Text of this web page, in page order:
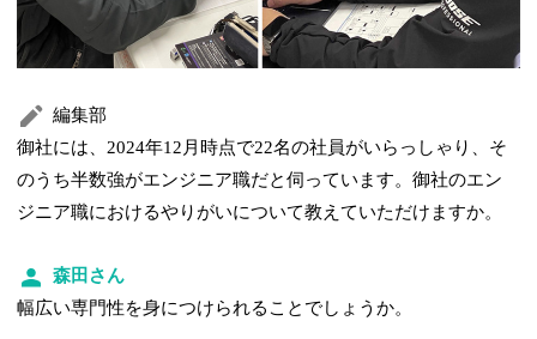
編集部
御社には、2024年12月時点で22名の社員がいらっしゃり、そ
のうち半数強がエンジニア職だと伺っています。御社のエン
ジニア職におけるやりがいについて教えていただけますか。
森田さん
幅広い専門性を身につけられることでしょうか。